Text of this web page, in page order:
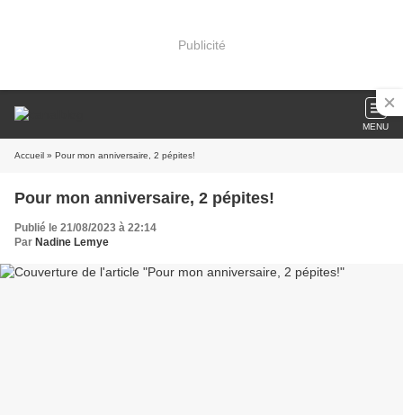
Publicité
MENU
Accueil » Pour mon anniversaire, 2 pépites!
Pour mon anniversaire, 2 pépites!
Publié le 21/08/2023 à 22:14
Par Nadine Lemye